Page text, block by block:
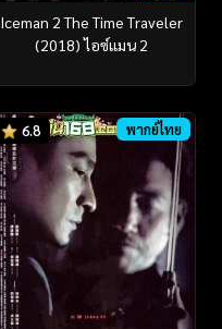
Iceman 2 The Time Traveler
(2018) ไอซ์แมน 2
6.8 พากย์ไทย